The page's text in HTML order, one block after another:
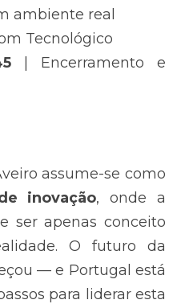
ambiente real
Tecnológico
| Encerramento e
inovação, onde a
ser apenas conceito
O futuro da
— e Portugal está
para liderar esta